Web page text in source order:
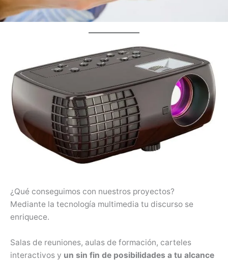
¿Qué conseguimos con nuestros proyectos?
Mediante la tecnología multimedia tu discurso se
enriquece.
Salas de reuniones, aulas de formación, carteles
interactivos y un sin fin de posibilidades a tu alcance